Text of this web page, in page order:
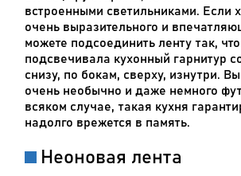
встроенными светильниками. Если
очень выразительного и
можете подсоединить ленту так,
подсвечивала кухонный гарнитур
снизу, по бокам, сверху, изнутри.
очень необычно и даже немного
всяком случае, такая кухня
надолго врежется в память.
Неоновая лента